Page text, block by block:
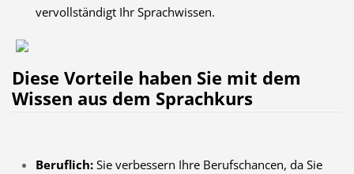
vervollständigt Ihr Sprachwissen.
Diese Vorteile haben Sie mit dem
Wissen aus dem Sprachkurs
Beruflich:Sie verbessern Ihre Berufschancen, da Sie